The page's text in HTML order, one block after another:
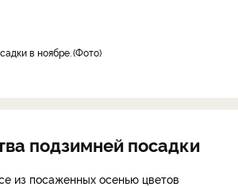
в ноябре. Фото
подзимней посадки
из посаженных осенью цветов